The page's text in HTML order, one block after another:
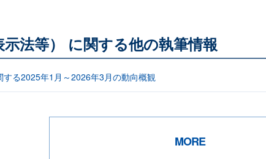
法等） に関する他の執筆情報
する2025年1月～2026年3月の動向概観
MORE